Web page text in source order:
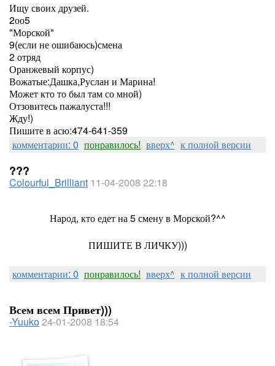
Ищу своих друзей.
2оо5
"Морской"
9(если не ошибаюсь)смена
2 отряд
Оранжевый корпус)
Вожатые:Дашка,Руслан и Марина!
Может кто то был там со мной)
Отзовитесь пажалуста!!!
Жду!)
Пишите в асю:474-641-359
комментарии: 0 понравилось! вверх^ к полной версии
???
Colourful_Brilliant 11-04-2008 22:18
Народ, кто едет на 5 смену в Морской?^^
ПИШИТЕ В ЛИЧКУ)))
комментарии: 0 понравилось! вверх^ к полной версии
Всем всем Привет)))
-Yuuko24-01-2008 18:54